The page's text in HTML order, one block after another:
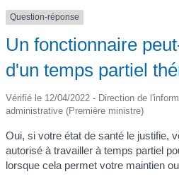
Question-réponse
Un fonctionnaire
d'un temps partiel
Vérifié le 12/04/2022 - Direction de
administrative (Première ministre)
Oui, si votre état de santé le justifie,
autorisé à travailler à temps partiel
lorsque cela permet votre maintien